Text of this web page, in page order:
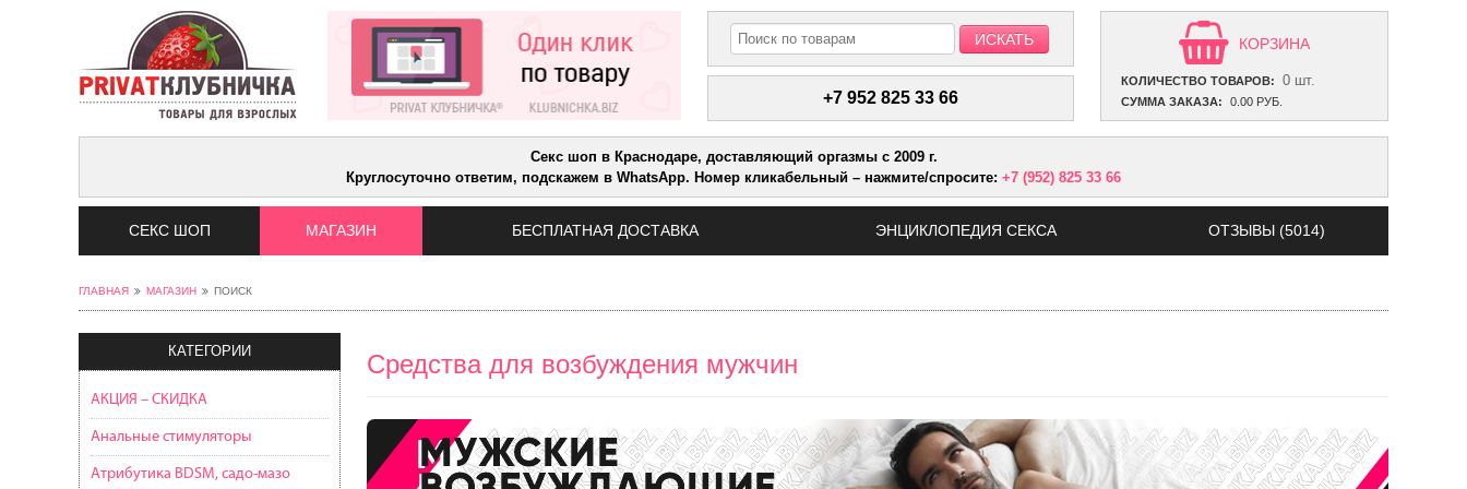
+7 952 825 33 66
КОРЗИНА
КОЛИЧЕСТВО ТОВАРОВ: 0 шт.
СУММА ЗАКАЗА: 0.00 РУБ.
Секс шоп в Краснодаре, доставляющий оргазмы с 2009 г.
Круглосуточно ответим, подскажем в WhatsApp. Номер кликабельный – нажмите/спросите: +7 (952) 825 33 66
СЕКС ШОП МАГАЗИН БЕСПЛАТНАЯ ДОСТАВКА ЭНЦИКЛОПЕДИЯ СЕКСА ОТЗЫВЫ (5014)
ГЛАВНАЯ МАГАЗИН ПОИСК
Средства для возбуждения мужчин
КАТЕГОРИИ
АКЦИЯ – СКИДКА
Анальные стимуляторы
Атрибутика BDSM, садо-мазо